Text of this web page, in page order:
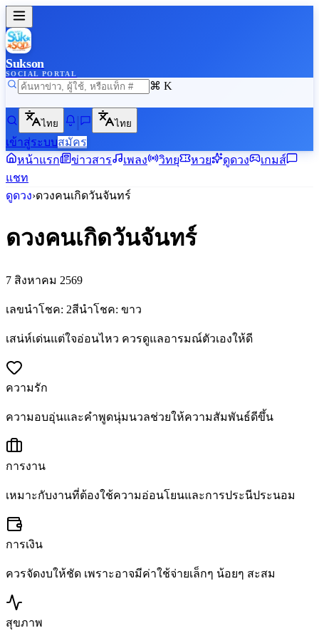
Sukson
SOCIAL PORTAL
⌘ K
ไทย ไทย
เข้าสู่ระบบสมัคร
หน้าแรก
ข่าวสาร เพลง วิทยุ หวย ดูดวง
เกมส์
แชท
ดูดวง›ดวงคนเกิดวันจันทร์
ดวงคนเกิดวันจันทร์
7 สิงหาคม 2569
เลขนำโชค: 2สีนำโชค: ขาว
เสน่ห์เด่นแต่ใจอ่อนไหว ควรดูแลอารมณ์ตัวเองให้ดี
ความรัก
ความอบอุ่นและคำพูดนุ่มนวลช่วยให้ความสัมพันธ์ดีขึ้น
การงาน
เหมาะกับงานที่ต้องใช้ความอ่อนโยนและการประนีประนอม
การเงิน
ควรจัดงบให้ชัด เพราะอาจมีค่าใช้จ่ายเล็กๆ น้อยๆ สะสม
สุขภาพ